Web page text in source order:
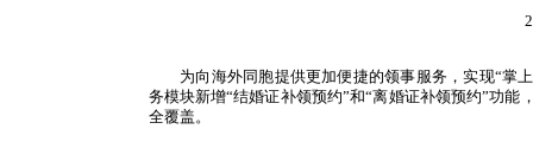
为向海外同胞提供更加便捷的领事服务，实现“掌
务模块新增“结婚证补领预约”和“离婚证补领预约”功
全覆盖。